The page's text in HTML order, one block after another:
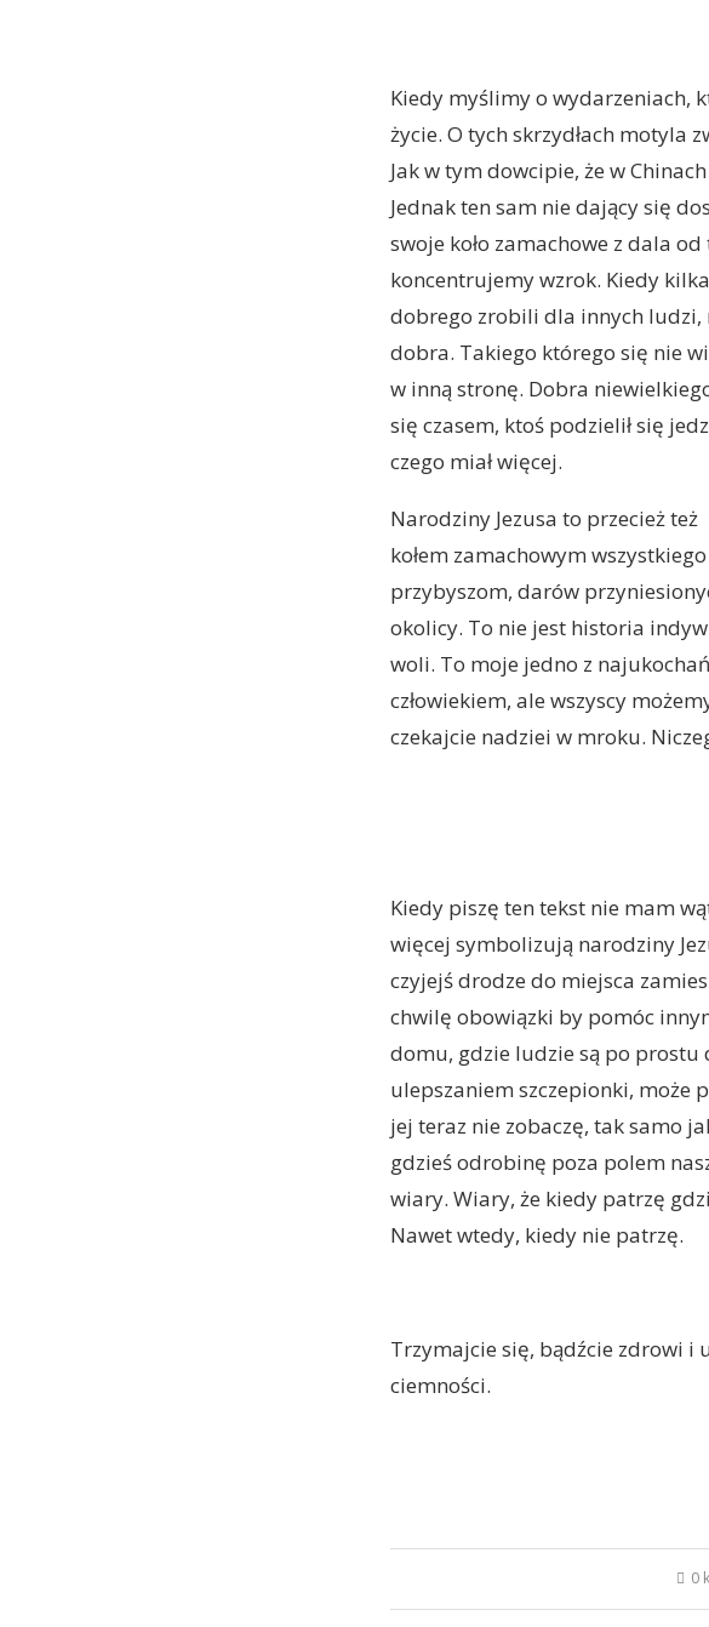
Kiedy myślimy o wydarzeniach,
życie. O tych skrzydłach motyla
Jak w tym dowcipie, że w
Jednak ten sam nie dający się
swoje koło zamachowe z dala
koncentrujemy wzrok. Kiedy
dobrego zrobili dla innych ludzi,
dobra. Takiego którego się nie
w inną stronę. Dobra
się czasem, ktoś podzielił się
czego miał więcej.
Narodziny Jezusa to przecież
kołem zamachowym
przybyszom, darów
okolicy. To nie jest historia
woli. To moje jedno z
człowiekiem, ale wszyscy
czekajcie nadziei w mroku.
Kiedy piszę ten tekst nie mam
więcej symbolizują narodziny
czyjejś drodze do miejsca
chwilę obowiązki by pomóc
domu, gdzie ludzie są po prostu
ulepszaniem szczepionki, może
jej teraz nie zobaczę, tak samo
gdzieś odrobinę poza polem
wiary. Wiary, że kiedy patrzę
Nawet wtedy, kiedy nie patrzę.
Trzymajcie się, bądźcie zdrowi i
ciemności.
0